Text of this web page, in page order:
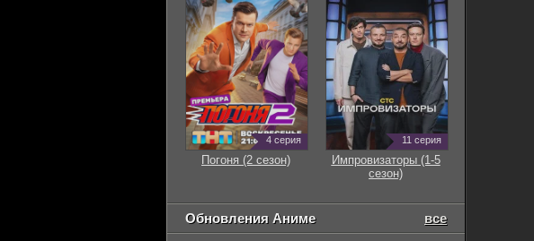
4 серия
Погоня (2 сезон)
11 серия
Импровизаторы (1-5
сезон)
Обновления Аниме все